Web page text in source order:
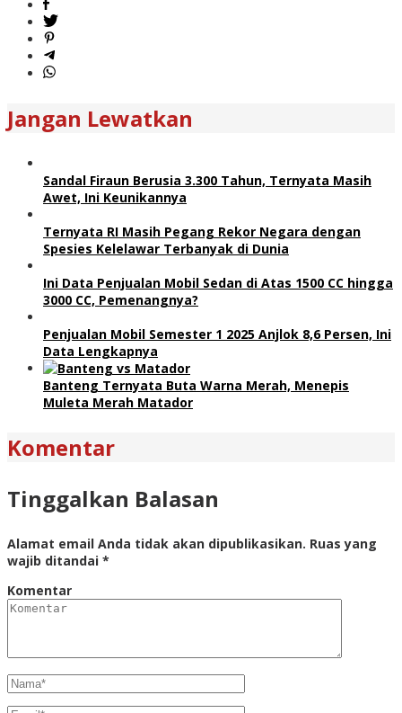
Jangan Lewatkan
Sandal Firaun Berusia 3.300 Tahun, Ternyata Masih
Awet, Ini Keunikannya
Ternyata RI Masih Pegang Rekor Negara dengan
Spesies Kelelawar Terbanyak di Dunia
Ini Data Penjualan Mobil Sedan di Atas 1500 CC hingga
3000 CC, Pemenangnya?
Penjualan Mobil Semester 1 2025 Anjlok 8,6 Persen, Ini
Data Lengkapnya
Banteng Ternyata Buta Warna Merah, Menepis
Muleta Merah Matador
Komentar
Tinggalkan Balasan
Alamat email Anda tidak akan dipublikasikan. Ruas yang
wajib ditandai *
Komentar